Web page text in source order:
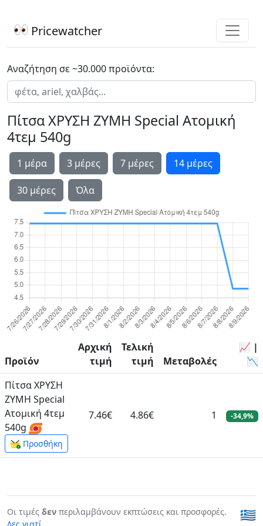
Pricewatcher
Αναζήτηση σε ~30.000 προϊόντα:
Πίτσα ΧΡΥΣΗ ΖΥΜΗ Special Ατομική
4τεμ 540g
1 μέρα 3 μέρες 7 μέρες 14 μέρες
30 μέρες Όλα
Προϊόν
Αρχική
τιμή
Τελική
τιμή
Μεταβολές
📈 |
📉
Πίτσα ΧΡΥΣΗ
ΖΥΜΗ Special
Ατομική 4τεμ
540g
Προσθήκη
7.46€ 4.86€ 1 -34,9%
Οι τιμές δεν περιλαμβάνουν εκπτώσεις και προσφορές.
🇬🇷